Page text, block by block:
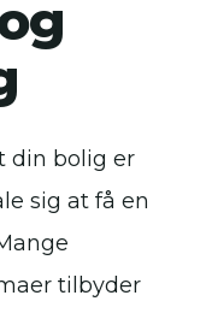
din bolig er
sig at få en
tilbyder